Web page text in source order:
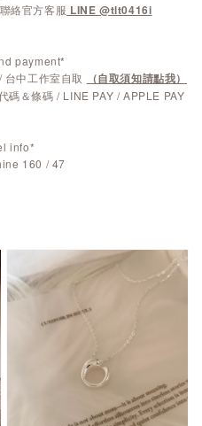
絡官方客服 LINE @tlt0416i
payment*
中工作室自取
（自取須知請點我）
碼＆條碼 / LINE PAY / APPLE PAY
info*
160 / 47